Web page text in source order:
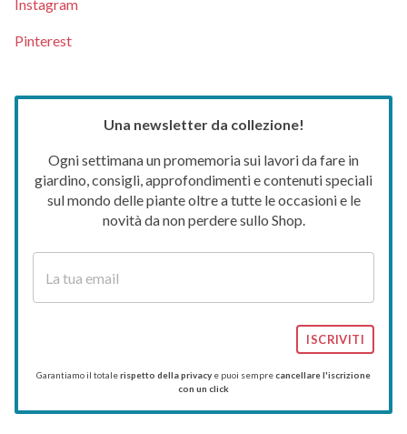
Instagram
Pinterest
Una newsletter da collezione!
Ogni settimana un promemoria sui lavori da fare in
giardino, consigli, approfondimenti e contenuti speciali
sul mondo delle piante oltre a tutte le occasioni e le
novità da non perdere sullo Shop.
ISCRIVITI
Garantiamo il totalerispetto della privacy e puoi semprecancellare l'iscrizione
con un click